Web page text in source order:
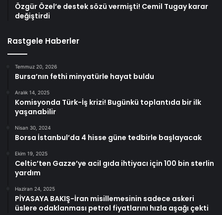
Özgür Özel’e destek sözü vermişti! Cemil Tugay karar
değiştirdi
Rastgele Haberler
Temmuz 20, 2026
Bursa’nın fethi minyatürle hayat buldu
Aralık 14, 2025
Komisyonda Türk-İş krizi! Bugünkü toplantıda bir ilk
yaşanabilir
Nisan 30, 2024
Borsa İstanbul’da 4 hisse güne tedbirle başlayacak
Ekim 19, 2025
Celtic’ten Gazze’ye acil gıda ihtiyacı için 100 bin sterlin
yardım
Haziran 24, 2025
PİYASAYA BAKIŞ-İran misillemesinin sadece askeri
üslere odaklanması petrol fiyatlarını hızla aşağı çekti